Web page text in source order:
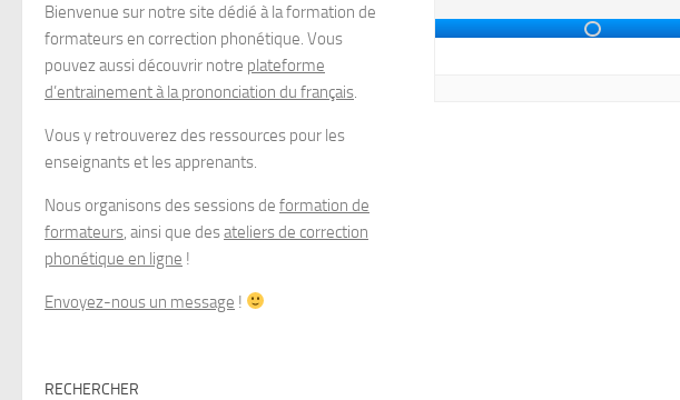
Bienvenue sur notre site dédié à la formation de
formateurs en correction phonétique. Vous
pouvez aussi découvrir notre plateforme
d’entrainement à la prononciation du français.
Vous y retrouverez des ressources pour les
enseignants et les apprenants.
Nous organisons des sessions de formation de
formateurs, ainsi que desateliers de correction
phonétique en ligne !
Envoyez-nous un message !
RECHERCHER